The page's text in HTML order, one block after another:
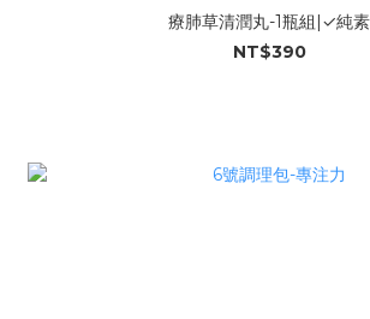
療肺草清潤丸-1瓶組|✓純素
NT$390